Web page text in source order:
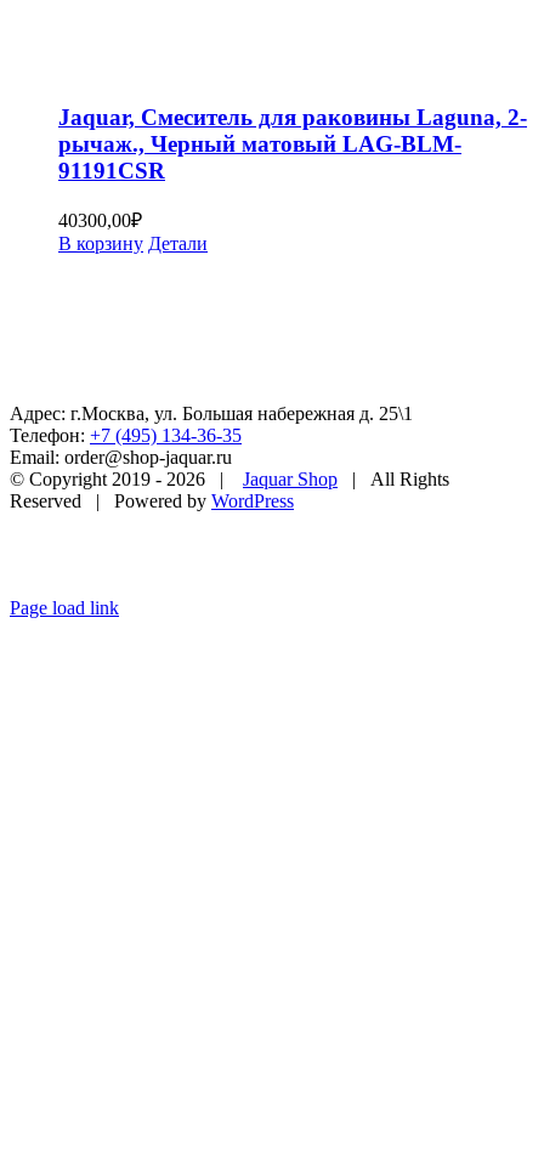
Jaquar, Смеситель для раковины Laguna, 2-
рычаж., Черный матовый LAG-BLM-
91191CSR
40300,00₽
В корзину Детали
Адрес: г.Москва, ул. Большая набережная д. 25\1
Телефон: +7 (495) 134-36-35
Email: order@shop-jaquar.ru
© Copyright 2019 - 2026 | Jaquar Shop | All Rights
Reserved | Powered by WordPress
Page load link